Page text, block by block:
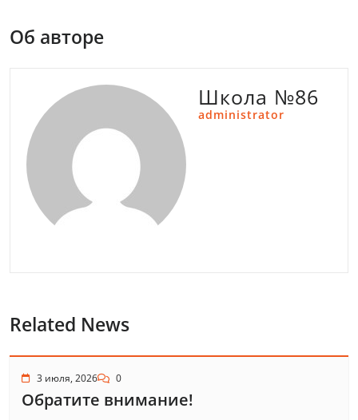
Об авторе
Школа №86
administrator
Related News
3 июля, 2026 0
Обратите внимание!